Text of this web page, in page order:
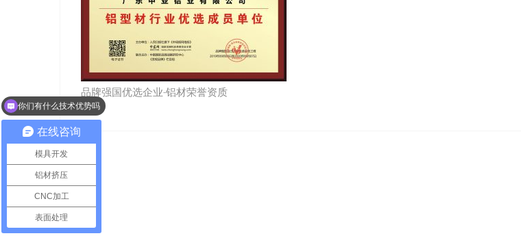
品牌强国优选企业-铝材荣誉资质
在线咨询
模具开发
铝材挤压
CNC加工
表面处理
你们有什么技术优势吗